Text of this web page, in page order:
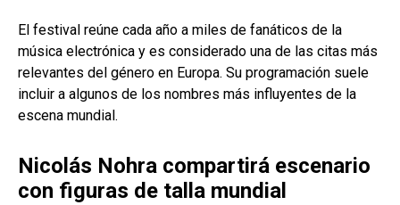
El festival reúne cada año a miles de fanáticos de la
música electrónica y es considerado una de las citas más
relevantes del género en Europa. Su programación suele
incluir a algunos de los nombres más influyentes de la
escena mundial.
Nicolás Nohra compartirá escenario
con figuras de talla mundial